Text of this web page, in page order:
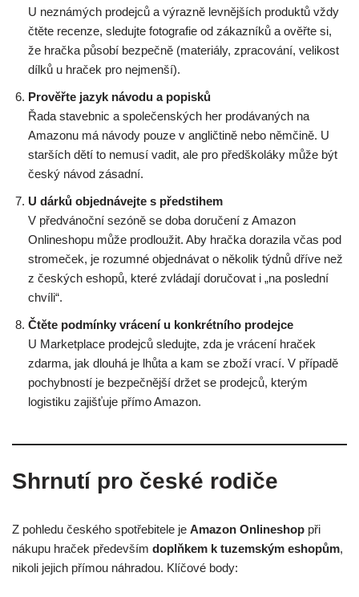
U neznámých prodejců a výrazně levnějších produktů vždy
čtěte recenze, sledujte fotografie od zákazníků a ověřte si,
že hračka působí bezpečně (materiály, zpracování, velikost
dílků u hraček pro nejmenší).
Prověřte jazyk návodu a popisků
Řada stavebnic a společenských her prodávaných na
Amazonu má návody pouze v angličtině nebo němčině. U
starších dětí to nemusí vadit, ale pro předškoláky může být
český návod zásadní.
U dárků objednávejte s předstihem
V předvánoční sezóně se doba doručení z Amazon
Onlineshopu může prodloužit. Aby hračka dorazila včas pod
stromeček, je rozumné objednávat o několik týdnů dříve než
z českých eshopů, které zvládají doručovat i „na poslední
chvíli“.
Čtěte podmínky vrácení u konkrétního prodejce
U Marketplace prodejců sledujte, zda je vrácení hraček
zdarma, jak dlouhá je lhůta a kam se zboží vrací. V případě
pochybností je bezpečnější držet se prodejců, kterým
logistiku zajišťuje přímo Amazon.
Shrnutí pro české rodiče
Z pohledu českého spotřebitele je Amazon Onlineshop při
nákupu hraček především doplňkem k tuzemským eshopům,
nikoli jejich přímou náhradou. Klíčové body: